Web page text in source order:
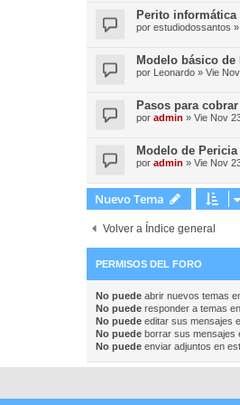
Perito informática
por estudiodossantos »
Modelo básico de
por Leonardo » Vie
Pasos para
por admin » Vie Nov
Modelo de
por admin » Vie Nov
Nuevo Tema
Volver a Índice general
PERMISOS DEL FORO
No puede abrir nuevos temas
No puede responder a temas
No puede editar sus mensajes
No puede borrar sus mensajes
No puede enviar adjuntos en